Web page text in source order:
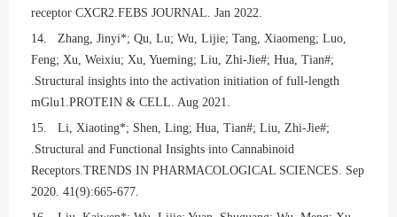
receptor CXCR2.FEBS JOURNAL. Jan 2022.
14. Zhang, Jinyi*; Qu, Lu; Wu, Lijie; Tang, Xiaomeng; Luo,
Feng; Xu, Weixiu; Xu, Yueming; Liu, Zhi-Jie#; Hua, Tian#;
.Structural insights into the activation initiation of full-length
mGlu1.PROTEIN & CELL. Aug 2021.
15. Li, Xiaoting*; Shen, Ling; Hua, Tian#; Liu, Zhi-Jie#;
.Structural and Functional Insights into Cannabinoid
Receptors.TRENDS IN PHARMACOLOGICAL SCIENCES. Sep
2020. 41(9):665-677.